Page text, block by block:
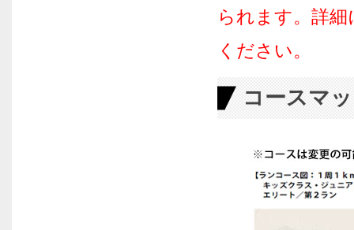
られます。詳
ください。
コースマ